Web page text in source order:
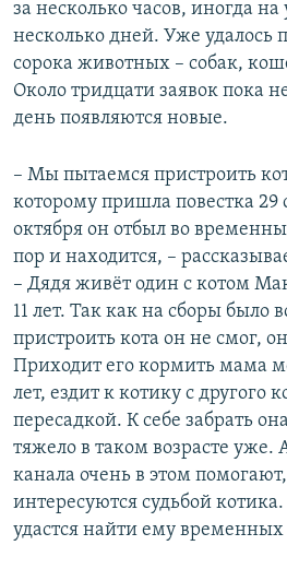
за несколько часов, иногда на
несколько дней. Уже удалось
сорока животных – собак,
Около тридцати заявок пока
день появляются новые.
– Мы пытаемся пристроить
которому пришла повестка 29
октября он отбыл во
пор и находится, –
– Дядя живёт один с котом
11 лет. Так как на сборы было
пристроить кота он не смог,
Приходит его кормить мама
лет, ездит к котику с другого
пересадкой. К себе забрать
тяжело в таком возрасте
канала очень в этом
интересуются судьбой
удастся найти ему временных